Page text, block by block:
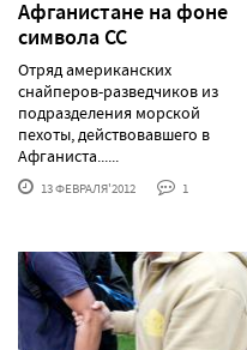
Афганистане на фоне
символа СС
Отряд американских
снайперов-разведчиков из
подразделения морской
пехоты, действовавшего в
Афганиста......
13 ФЕВРАЛЯ'2012 1